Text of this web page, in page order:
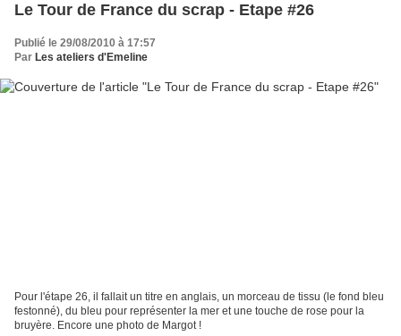
Le Tour de France du scrap - Etape #26
Publié le 29/08/2010 à 17:57
Par Les ateliers d'Emeline
Pour l'étape 26, il fallait un titre en anglais, un morceau de tissu (le fond bleu
festonné), du bleu pour représenter la mer et une touche de rose pour la
bruyère. Encore une photo de Margot !